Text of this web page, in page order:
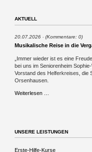
AKTUELL
20.07.2026 (Kommentare: 0)
Musikalische Reise in die
„Immer wieder ist es eine
bei uns im Seniorenheim
Vorstand des Helferkreises, die
Orsenhausen.
Weiterlesen …
UNSERE LEISTUNGEN
Navigation
Erste-Hilfe-Kurse